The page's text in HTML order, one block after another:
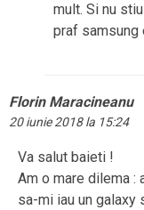
mult. Si nu
praf samsung
Florin Maracineanu
20 iunie 2018 la 15:24
Va salut baieti !
Am o mare dilema :
sa-mi iau un galaxy